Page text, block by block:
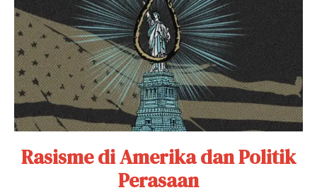
Rasisme di Amerika dan Politik
Perasaan